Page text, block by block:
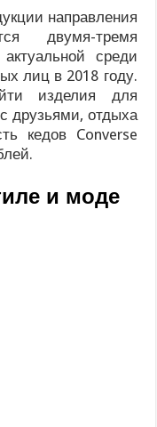
направления
двумя-тремя
среди
лиц в 2018 году.
изделия для
друзьями, отдыха
кедов Converse
и моде